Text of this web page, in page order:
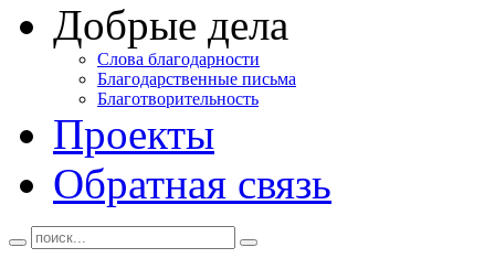
Добрые дела
Слова благодарности
Благодарственные письма
Благотворительность
Проекты
Обратная связь